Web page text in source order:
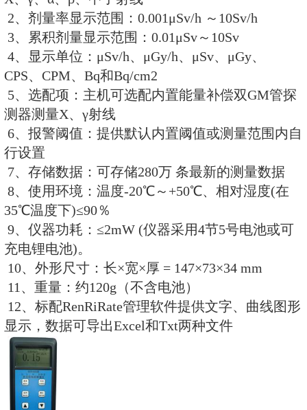
一、REN411型主机技术参数：
1、可与多种REN系列的外置探头
X、γ、α、β、中子射线